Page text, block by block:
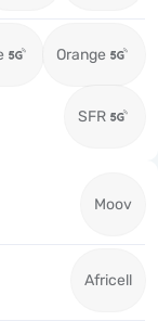
Orange
SFR
Moov
Africell